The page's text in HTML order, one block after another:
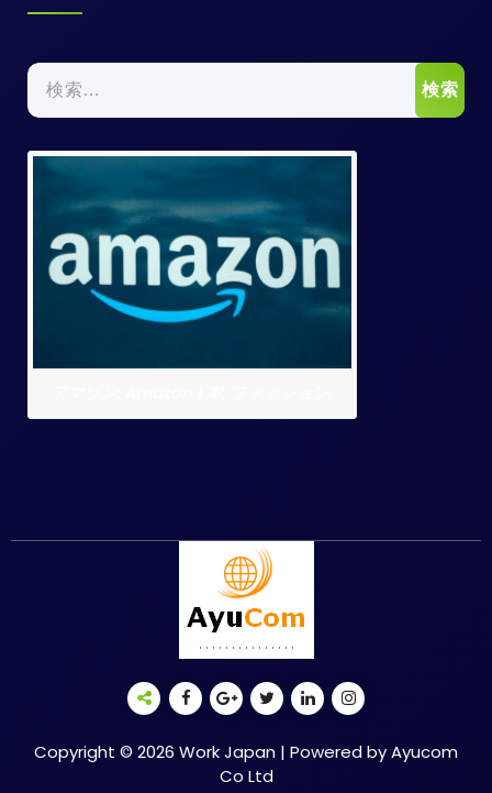
検
Copyright © 2026 Work Japan | Powered by Ayucom
Co Ltd